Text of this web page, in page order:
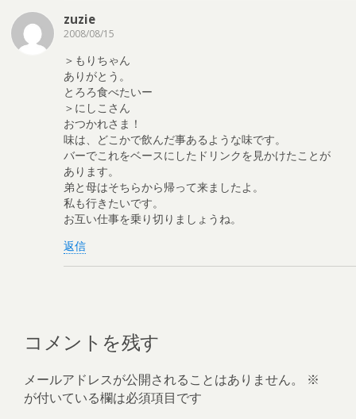
zuzie
2008/08/15
＞もりちゃん
ありがとう。
とろろ食べたいー
＞にしこさん
おつかれさま！
味は、どこかで飲んだ事あるような味です。
バーでこれをベースにしたドリンクを見かけたことが
あります。
弟と母はそちらから帰って来ましたよ。
私も行きたいです。
お互い仕事を乗り切りましょうね。
返信
コメントを残す
メールアドレスが公開されることはありません。
※
が付いている欄は必須項目です